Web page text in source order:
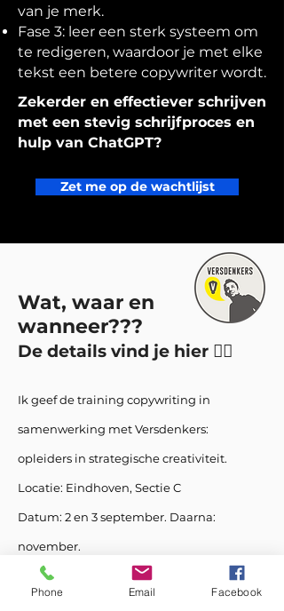
van je merk.
Fase 3: leer een sterk systeem om
te redigeren, waardoor je met elke
tekst een betere copywriter wordt.
Zekerder en effectiever schrijven
met een stevig schrijfproces en
hulp van ChatGPT?
Zet me op de wachtlijst
Wat, waar en
wanneer???
De details vind je hier 👇🏽
Ik geef de training copywriting in
samenwerking met Versdenkers:
opleiders in strategische creativiteit.
Locatie: Eindhoven, Sectie C
Datum: 2 en 3 september. Daarna:
november.
Meer info en inschrijven
Phone Email Facebook